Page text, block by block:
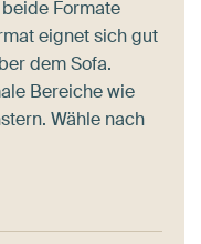
Formate
eignet sich gut
dem Sofa.
Bereiche wie
Wähle nach